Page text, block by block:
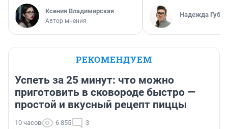
Ксения Владимирская
Автор мнения
Надежда
РЕКОМЕНДУЕМ
Успеть за 25 минут: что можно
приготовить в сковороде быстро —
простой и вкусный рецепт пиццы
10 часов 6 855 3